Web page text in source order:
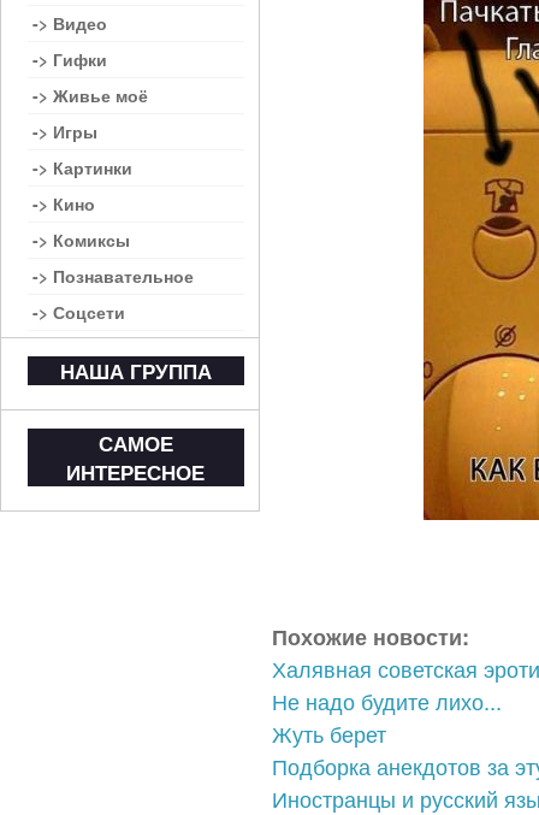
Похожие новости:
Халявная советская
Не надо будите лихо...
Жуть берет
Подборка анекдотов за
Иностранцы и русский
-> Видео
-> Гифки
-> Живье моё
-> Игры
-> Картинки
-> Кино
-> Комиксы
-> Познавательное
-> Соцсети
НАША ГРУППА
САМОЕ
ИНТЕРЕСНОЕ